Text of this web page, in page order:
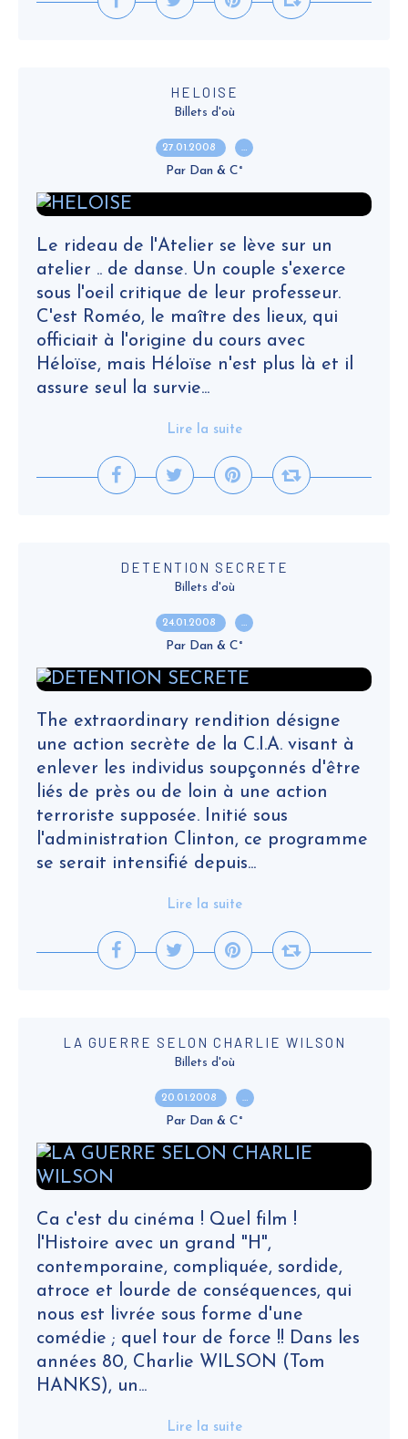
HELOISE
Billets d'où
27.01.2008 …
Par Dan & C°
Le rideau de l'Atelier se lève sur un
atelier .. de danse. Un couple s'exerce
sous l'oeil critique de leur professeur.
C'est Roméo, le maître des lieux, qui
officiait à l'origine du cours avec
Héloïse, mais Héloïse n'est plus là et il
assure seul la survie...
Lire la suite
DETENTION SECRETE
Billets d'où
24.01.2008 …
Par Dan & C°
The extraordinary rendition désigne
une action secrète de la C.I.A. visant à
enlever les individus soupçonnés d'être
liés de près ou de loin à une action
terroriste supposée. Initié sous
l'administration Clinton, ce programme
se serait intensifié depuis...
Lire la suite
LA GUERRE SELON CHARLIE WILSON
Billets d'où
20.01.2008 …
Par Dan & C°
Ca c'est du cinéma ! Quel film !
l'Histoire avec un grand "H",
contemporaine, compliquée, sordide,
atroce et lourde de conséquences, qui
nous est livrée sous forme d'une
comédie ; quel tour de force !! Dans les
années 80, Charlie WILSON (Tom
HANKS), un...
Lire la suite